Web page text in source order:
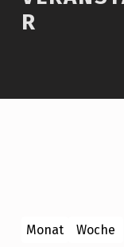
R
Monat Woche